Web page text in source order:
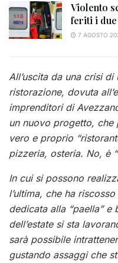
Violento
feriti i due
7 AGOSTO
All’uscita da una crisi
ristorazione, dovuta
imprenditori di
un nuovo progetto, che
vero e proprio
pizzeria, osteria. No, è
In cui si possono
l’ultima, che ha
dedicata alla “paella” e
dell’estate si sta
sarà possibile
gustando assaggi che